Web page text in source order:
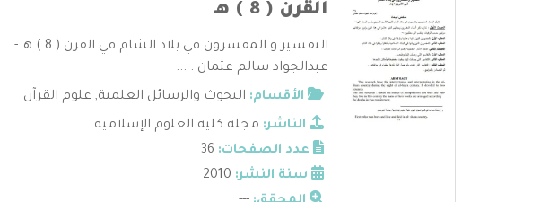
القرن ( 8 ) هـ
التفسير و المفسرون في بلاد الشام في القرن ( 8 ) هـ -
عبدالجواد سالم عثمان . ...
الأقسام: البحوث والرسائل العلمية, علوم القرآن
الناشر: مجلة كلية العلوم الإسلامية
عدد الصفحات:
سنة النشر: